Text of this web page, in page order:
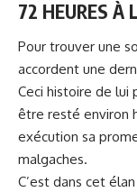
72 HEURES À
Pour trouver une
accordent une
Ceci histoire de lui
être resté environ
exécution sa
malgaches.
C’est dans cet